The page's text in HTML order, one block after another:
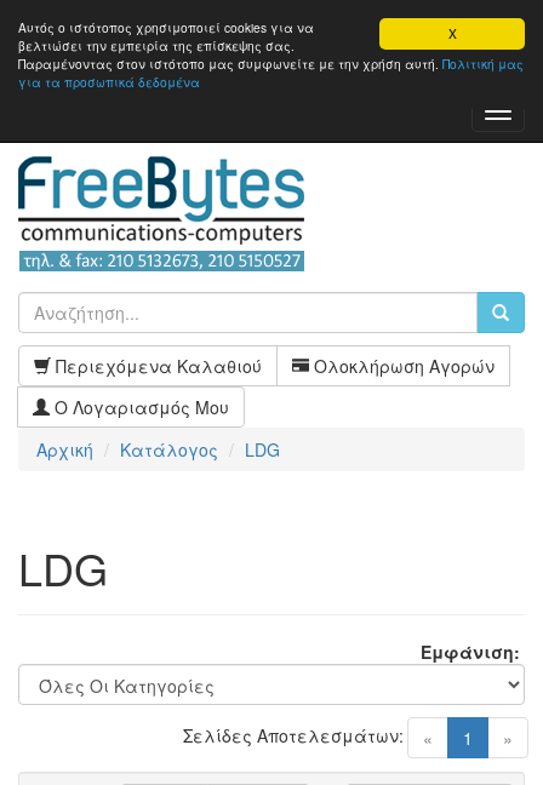
X
Αυτός ο ιστότοπος χρησιμοποιεί cookies για να
βελτιώσει την εμπειρία της επίσκεψης σας.
Παραμένοντας στον ιστότοπo μας συμφωνείτε με την χρήση αυτή. Πολιτική μας
για τα προσωπικά δεδομένα
Περιεχόμενα Καλαθιού
Ολοκλήρωση Αγορών
Ο Λογαριασμός Μου
Αρχική
Κατάλογος LDG
LDG
Εμφάνιση:
« 1 (current)
»
Σελίδες Αποτελεσμάτων: